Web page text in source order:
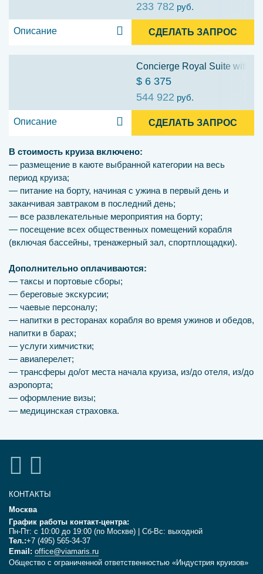
233 782 руб.
Описание СДЕЛАТЬ ЗАПРОС
Concierge Royal Suite with
$ 6 375
544 922 руб.
Описание СДЕЛАТЬ ЗАПРОС
В стоимость круиза включено:
— размещение в каюте выбранной категории на весь
период круиза;
— питание на борту, начиная с ужина в первый день и
заканчивая завтраком в последний день;
— все развлекательные мероприятия на борту;
— посещение всех общественных помещений корабля
(включая бассейны, тренажерный зал, спортплощадки).
Дополнительно оплачиваются:
— таксы и портовые сборы;
— береговые экскурсии;
— чаевые персоналу;
— напитки в ресторанах корабля во время ужинов и обедов,
напитки в барах;
— услуги химчистки;
— авиаперелет;
— трансферы до/от места начала круиза, из/до отеля, из/до
аэропорта;
— оформление визы;
— медицинская страховка.
КОНТАКТЫ
Москва
График работы контакт-центра:
Пн-Пт: с 10:00 до 19:00 (по Москве) | Сб-Вс: выходной
Тел.:+7 (495) 565-34-37
Email: office@viamaris.ru
Общество с ограниченной ответственностью «Индустрия круизов»